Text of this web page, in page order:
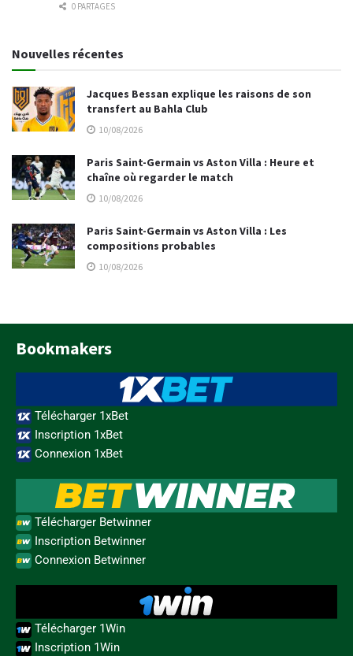
0 PARTAGES
Nouvelles récentes
Jacques Bessan explique les raisons de son
transfert au Bahla Club
10/08/2026
Paris Saint-Germain vs Aston Villa : Heure et
chaîne où regarder le match
10/08/2026
Paris Saint-Germain vs Aston Villa : Les
compositions probables
10/08/2026
Bookmakers
Télécharger 1xBet
Inscription 1xBet
Connexion 1xBet
Télécharger Betwinner
Inscription Betwinner
Connexion Betwinner
Télécharger 1Win
Inscription 1Win